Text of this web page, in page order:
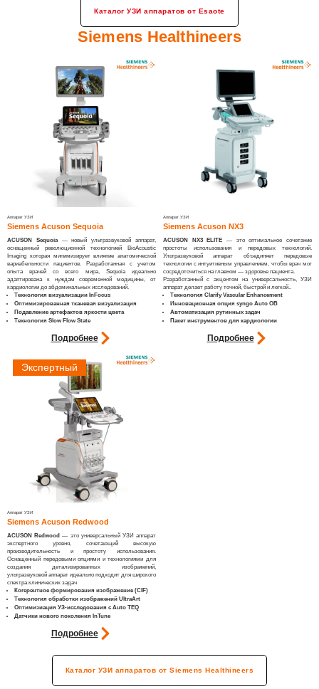
Каталог УЗИ аппаратов от Esaote
Siemens Healthineers
Аппарат УЗИ
Siemens Acuson Sequoia
ACUSON Sequoia— новый ультразвуковой аппарат,
оснащенный революционной технологией BioAcoustic
Imaging которая минимизирует влияние анатомической
вариабельности пациентов. Разработанная с учетом
опыта врачей со всего мира, Sequoia идеально
адаптирована к нуждам современной медицины, от
кардиологии до абдоминальных исследований.​
Технология визуализации InFocus
Оптимизированная тканевая визуализация
Подавление артефактов яркости цвета
Технология Slow Flow State
Подробнее
Аппарат УЗИ
Siemens Acuson NX3
ACUSON NX3 ELITE— это оптимальное сочетание
простоты использования и передовых технологий.
Ультразвуковой аппарат объединяет передовые
технологии с интуитивным управлением, чтобы врач мог
сосредоточиться на главном — здоровье пациента.
Разработанный с акцентом на универсальность, УЗИ
аппарат делает работу точной, быстрой и легкой..​​
Технология Clarify Vascular Enhancement
Инновационная опция syngo Auto OB
Автоматизация рутинных задач
Пакет инструментов для кардиологии
Подробнее
Экспертный
Аппарат УЗИ
Siemens Acuson Redwood
ACUSON Redwood — это универсальный УЗИ аппарат
экспертного уровня, сочетающий высокую
производительность и простоту использования.
Оснащенный передовыми опциями и технологиями для
создания детализированных изображений,
ультразвуковой аппарат идеально подходит для широкого
спектра клинических задач
Когерентное формирования изображение (CIF)
Технология обработки изображений UltraArt
Оптимизиация УЗ-исследования с Auto TEQ
Датчики нового поколения InTune
Подробнее
Каталог УЗИ аппаратов от Siemens Healthineers